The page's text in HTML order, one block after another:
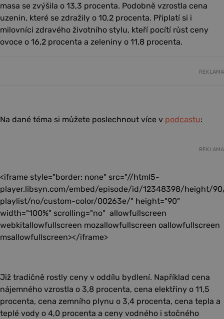
masa se zvýšila o 13,3 procenta. Podobně vzrostla cena
uzenin, které se zdražily o 10,2 procenta. Připlatí si i
milovníci zdravého životního stylu, kteří pocítí růst ceny
ovoce o 16,2 procenta a zeleniny o 11,8 procenta.
REKLAMA
Na dané téma si můžete poslechnout více v podcastu:
REKLAMA
<iframe style="border: none" src="//html5-
player.libsyn.com/embed/episode/id/12348398/height/
playlist/no/custom-color/00263e/" height="90"
width="100%" scrolling="no" allowfullscreen
webkitallowfullscreen mozallowfullscreen oallowfullscreen
msallowfullscreen></iframe>
Již tradičně rostly ceny v oddílu bydlení. Například cena
nájemného vzrostla o 3,8 procenta, cena elektřiny o 11,5
procenta, cena zemního plynu o 3,4 procenta, cena tepla a
teplé vody o 4,0 procenta a ceny vodného i stočného